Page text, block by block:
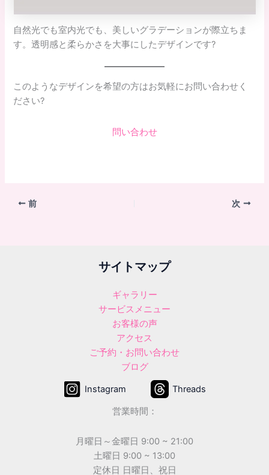
自然光でも室内光でも、美しいグラデーションが際立ちま
す。透明感と柔らかさを大事にしたデザインです?
このようなデザインを希望の方はお気軽にお問い合わせく
ださい?
問い合わせ
前 次
サイトマップ
ギャラリー
サービスメニュー
お客様の声
アクセス
ご予約・お問い合わせ
ブログ
Instagram Threads
営業時間：
月曜日～金曜日 9:00 ~ 21:00
土曜日 9:00 ~ 13:00
定休日 日曜日、祝日